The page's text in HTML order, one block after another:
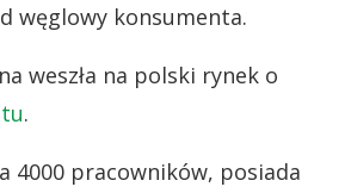
węglowy konsumenta.
weszła na polski rynek o
tu.
4000 pracowników, posiada